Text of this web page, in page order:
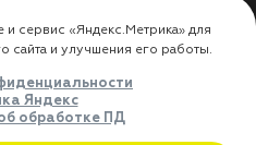
Доставка
Где купить